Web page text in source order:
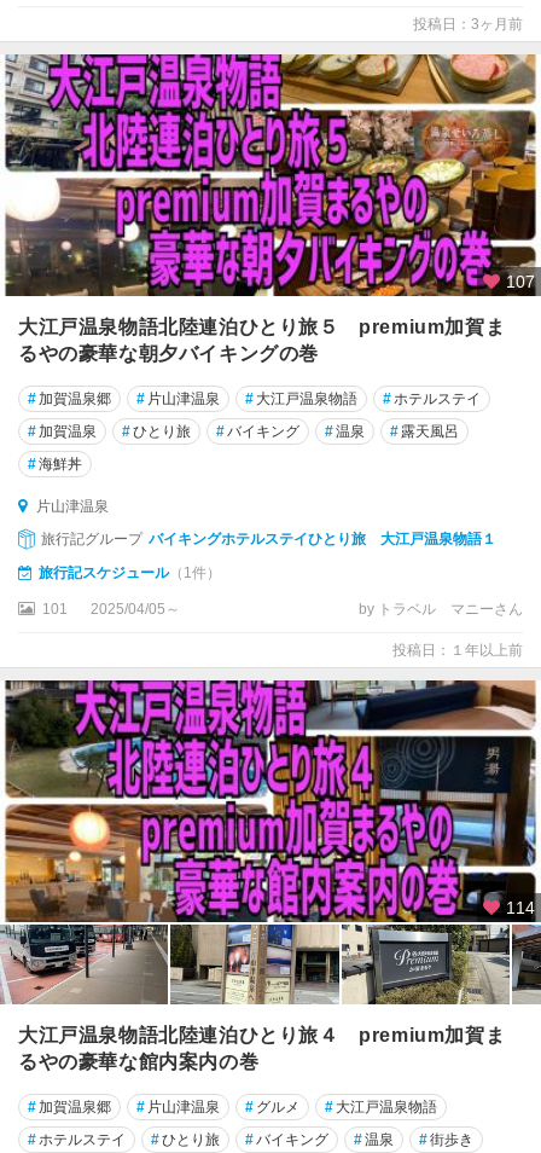
温
泉
山
代
温
小
松
能
登
部
（
千
里
浜
・
和
倉
）
登
北
部
（
輪
島
・
珠
洲
）
投稿日：3ヶ月前
107
大江戸温泉物語北陸連泊ひとり旅５ premium加賀ま
るやの豪華な朝夕バイキングの巻
#加賀温泉郷 # 片山津温泉 # 大江戸温泉物語 #ホテルステイ
#加賀温泉 #ひとり旅 #バイキング #温泉 # 露天風呂
#海鮮丼
片山津温泉
旅行記グループ バイキングホテルステイひとり旅 大江戸温泉物語１
旅行記スケジュール（1件）
101 2025/04/05～ by トラベル マニーさん
投稿日：１年以上前
114
大江戸温泉物語北陸連泊ひとり旅４ premium加賀ま
るやの豪華な館内案内の巻
#加賀温泉郷 # 片山津温泉 # グルメ # 大江戸温泉物語
#ホテルステイ #ひとり旅 #バイキング #温泉 #街歩き